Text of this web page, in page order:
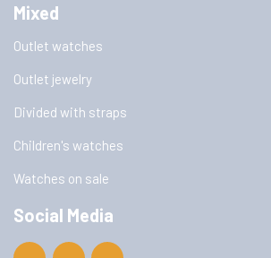
Mixed
Outlet watches
Outlet jewelry
Divided with straps
Children's watches
Watches on sale
Social Media